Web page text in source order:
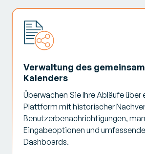
Verwaltung des
Kalenders
Überwachen Sie Ihre Abläufe über
Plattform mit historischer
Benutzerbenachrichtigungen,
Eingabeoptionen und
Dashboards.